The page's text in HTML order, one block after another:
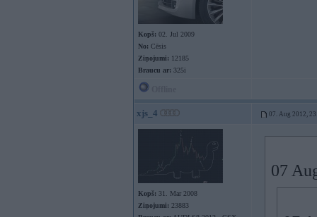
Kopš: 02. Jul 2009
No: Cēsis
Ziņojumi: 12185
Braucu ar: 325i
xjs_4 07. Aug 2012,
Kopš: 31. Mar 2008
Ziņojumi: 23883
07